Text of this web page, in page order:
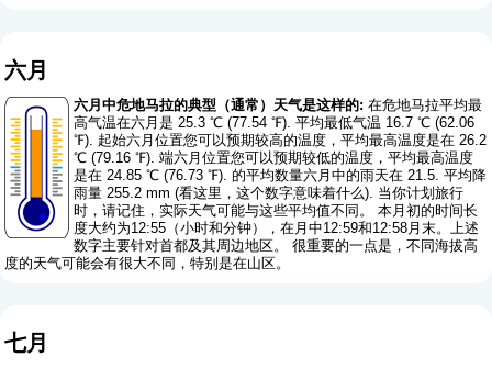
六月
六月中危地马拉的典型（通常）天气是这样的: 在危地马拉平均最
高气温在六月是 25.3 ℃ (77.54 ℉). 平均最低气温 16.7 ℃ (62.06
℉). 起始六月位置您可以预期较高的温度，平均最高温度是在 26.2
℃ (79.16 ℉). 端六月位置您可以预期较低的温度，平均最高温度
是在 24.85 ℃ (76.73 ℉). 的平均数量六月中的雨天在 21.5. 平均降
雨量 255.2 mm (看这里，这个数字意味着什么). 当你计划旅行
时，请记住，实际天气可能与这些平均值不同。 本月初的时间长
度大约为12:55（小时和分钟），在月中12:59和12:58月末。上述
数字主要针对首都及其周边地区。 很重要的一点是，不同海拔高
度的天气可能会有很大不同，特别是在山区。
七月